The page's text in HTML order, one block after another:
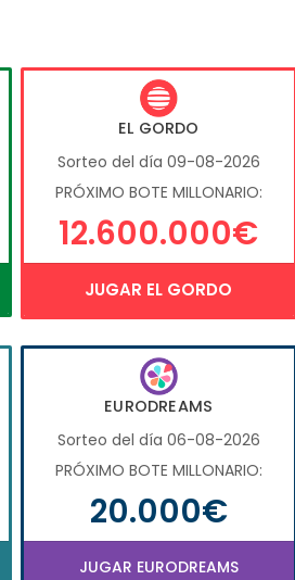
EL GORDO
Sorteo del día 09-08-2026
PRÓXIMO BOTE MILLONARIO:
12.600.000€
JUGAR EL GORDO
EURODREAMS
Sorteo del día 06-08-2026
PRÓXIMO BOTE MILLONARIO:
20.000€
JUGAR EURODREAMS